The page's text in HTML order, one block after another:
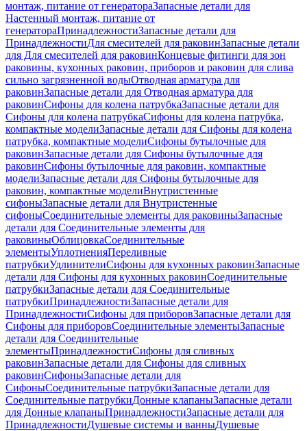
монтаж, питание от генератораЗапасные детали для
Настенный монтаж, питание от
генератораПринадлежностиЗапасные детали для
ПринадлежностиДля смесителей для раковинЗапасные детали
для Для смесителей для раковинКонцевые фитинги для зон
раковины, кухонных раковин, приборов и раковин для слива
сильно загрязненной водыОтводная арматура для
раковинЗапасные детали для Отводная арматура для
раковинСифоны для колена патрубкаЗапасные детали для
Сифоны для колена патрубкаСифоны для колена патрубка,
компактные моделиЗапасные детали для Сифоны для колена
патрубка, компактные моделиСифоны бутылочные для
раковинЗапасные детали для Сифоны бутылочные для
раковинСифоны бутылочные для раковин, компактные
моделиЗапасные детали для Сифоны бутылочные для
раковин, компактные моделиВнутристенные
сифоныЗапасные детали для Внутристенные
сифоныСоединительные элементы для раковиныЗапасные
детали для Соединительные элементы для
раковиныОблицовкаСоединительные
элементыУплотненияПереливные
патрубкиУдлинителиСифоны для кухонных раковинЗапасные
детали для Сифоны для кухонных раковинСоединительные
патрубкиЗапасные детали для Соединительные
патрубкиПринадлежностиЗапасные детали для
ПринадлежностиСифоны для приборовЗапасные детали для
Сифоны для приборовСоединительные элементыЗапасные
детали для Соединительные
элементыПринадлежностиСифоны для сливных
раковинЗапасные детали для Сифоны для сливных
раковинСифоныЗапасные детали для
СифоныСоединительные патрубкиЗапасные детали для
Соединительные патрубкиДонные клапаныЗапасные детали
для Донные клапаныПринадлежностиЗапасные детали для
ПринадлежностиДушевые системы и ванныДушевые